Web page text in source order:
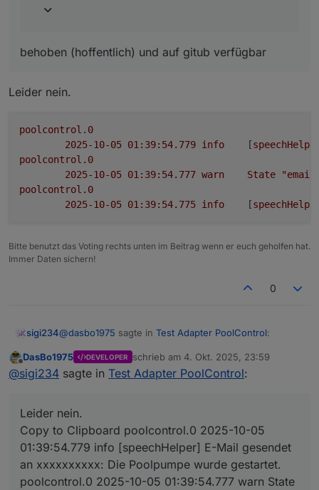
Denke .mail ist falsch
behoben (hoffentlich) und auf gitub verfügbar
Leider nein.
poolcontrol.0
info
	[
poolcontrol.0
warn State
poolcontrol.0
info
	[
Bitte benutzt das Voting rechts unten im Beitrag wenn er euch geholfen hat.
Immer Daten sichern!
0
sigi234@dasbo1975 sagte in Test Adapter PoolControl:
@sigi234sagte inTest Adapter PoolControl
eine Existenzprüfung des E-Mail-
Adapters vor dem Versand,
poolcontrol.0
2025-10-05 01:39:54.779	info
poolcontrol.0
2025-10-05 01:39:54.777	warn	State
poolcontrol.0
Offline
DasBo1975 DEVELOPER schrieb am 4. Okt. 2025, 23:59
zuletzt editiert von
@sigi234 sagte in Test Adapter PoolControl:
Leider nein.
Copy to Clipboard poolcontrol.0 2025-10-05
01:39:54.779 info [speechHelper] E-Mail gesendet
an xxxxxxxxxx: Die Poolpumpe wurde gestartet.
poolcontrol.0 2025-10-05 01:39:54.777 warn State